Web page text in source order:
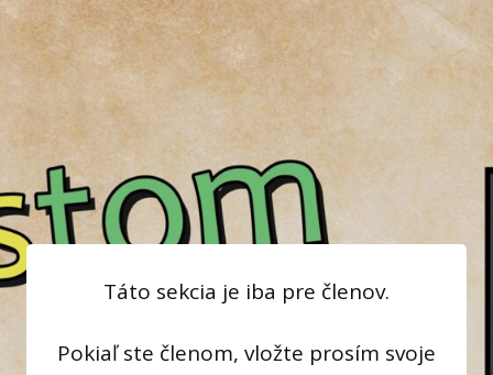
Táto sekcia je iba pre členov.
Pokiaľ ste členom, vložte prosím svoje